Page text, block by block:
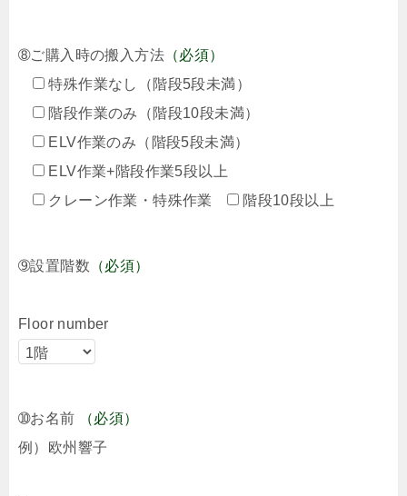
➇ご購入時の搬入方法 （必須）
特殊作業なし（階段5段未満）
階段作業のみ（階段10段未満）
ELV作業のみ（階段5段未満）
ELV作業+階段作業5段以上
クレーン作業・特殊作業
階段10段以上
➈設置階数 （必須）
Floor number
➉お名前
（必須）
例）欧州響子